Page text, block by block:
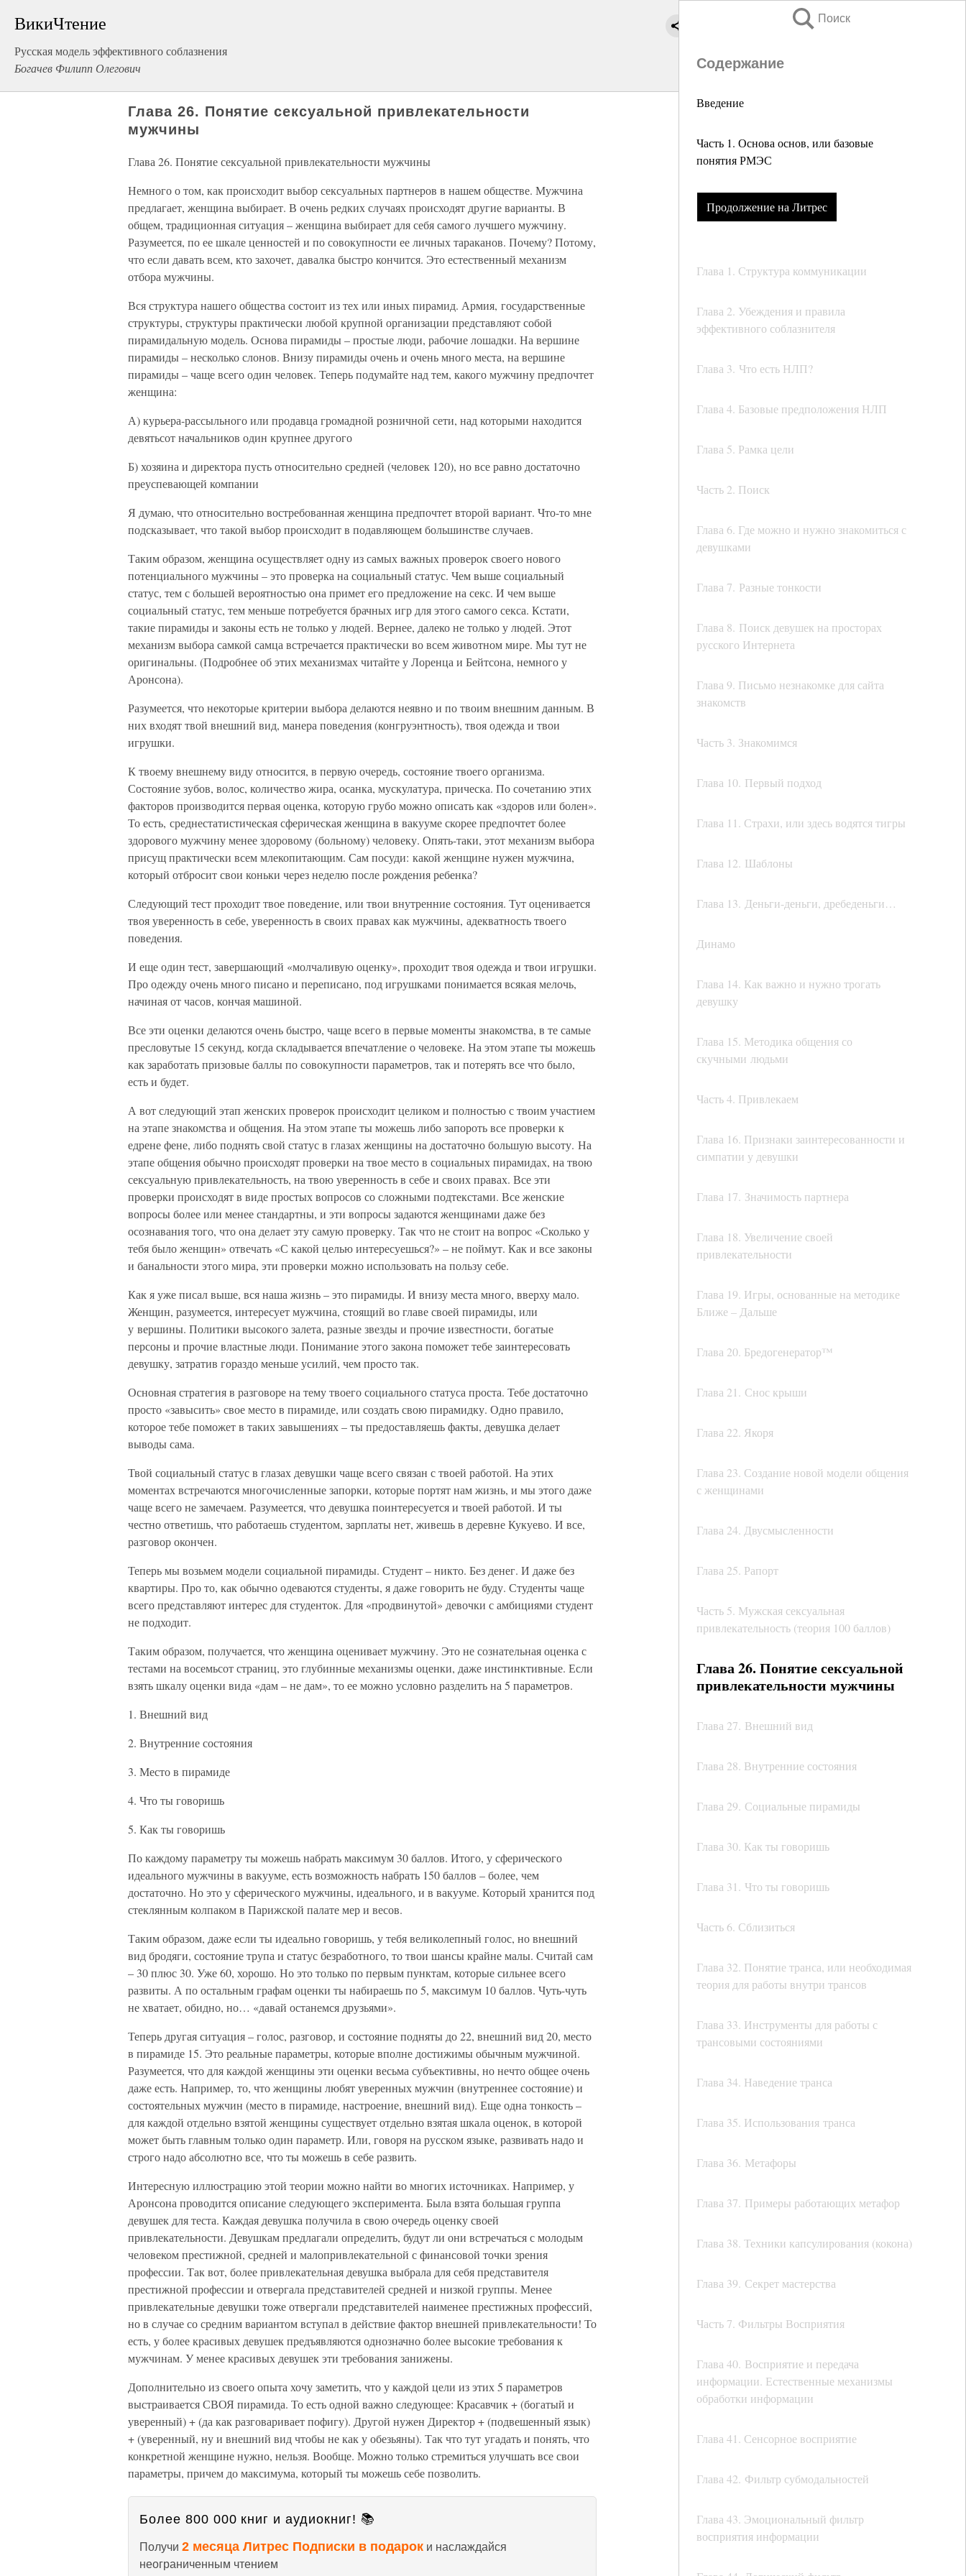
ВикиЧтение
Русская модель эффективного соблазнения
Богачев Филипп Олегович
Поиск
Содержание
Введение
Часть 1. Основа основ, или базовые
понятия РМЭС
Продолжение на Литрес
Глава 1. Структура коммуникации
Глава 2. Убеждения и правила
эффективного соблазнителя
Глава 3. Что есть НЛП?
Глава 4. Базовые предположения НЛП
Глава 5. Рамка цели
Часть 2. Поиск
Глава 6. Где можно и нужно знакомиться с
девушками
Глава 7. Разные тонкости
Глава 8. Поиск девушек на просторах
русского Интернета
Глава 9. Письмо незнакомке для сайта
знакомств
Часть 3. Знакомимся
Глава 10. Первый подход
Глава 11. Страхи, или здесь водятся тигры
Глава 12. Шаблоны
Глава 13. Деньги-деньги, дребеденьги…
Динамо
Глава 14. Как важно и нужно трогать
девушку
Глава 15. Методика общения со
скучными людьми
Часть 4. Привлекаем
Глава 16. Признаки заинтересованности и
симпатии у девушки
Глава 17. Значимость партнера
Глава 18. Увеличение своей
привлекательности
Глава 19. Игры, основанные на методике
Ближе – Дальше
Глава 20. Бредогенератор™
Глава 21. Снос крыши
Глава 22. Якоря
Глава 23. Создание новой модели общения
с женщинами
Глава 24. Двусмысленности
Глава 25. Рапорт
Часть 5. Мужская сексуальная
привлекательность (теория 100 баллов)
Глава 26. Понятие сексуальной
привлекательности мужчины
Глава 27. Внешний вид
Глава 28. Внутренние состояния
Глава 29. Социальные пирамиды
Глава 30. Как ты говоришь
Глава 31. Что ты говоришь
Часть 6. Сблизиться
Глава 32. Понятие транса, или необходимая
теория для работы внутри трансов
Глава 33. Инструменты для работы с
трансовыми состояниями
Глава 34. Наведение транса
Глава 35. Использования транса
Глава 36. Метафоры
Глава 37. Примеры работающих метафор
Глава 38. Техники капсулирования (кокона)
Глава 39. Секрет мастерства
Часть 7. Фильтры Восприятия
Глава 40. Восприятие и передача
информации. Естественные механизмы
обработки информации
Глава 41. Сенсорное восприятие
Глава 42. Фильтр субмодальностей
Глава 43. Эмоциональный фильтр
восприятия информации
Глава 26. Понятие сексуальной привлекательности
мужчины
Глава 26. Понятие сексуальной привлекательности мужчины
Немного о том, как происходит выбор сексуальных партнеров в нашем обществе. Мужчина
предлагает, женщина выбирает. В очень редких случаях происходят другие варианты. В
общем, традиционная ситуация – женщина выбирает для себя самого лучшего мужчину.
Разумеется, по ее шкале ценностей и по совокупности ее личных тараканов. Почему? Потому,
что если давать всем, кто захочет, давалка быстро кончится. Это естественный механизм
отбора мужчины.
Вся структура нашего общества состоит из тех или иных пирамид. Армия, государственные
структуры, структуры практически любой крупной организации представляют собой
пирамидальную модель. Основа пирамиды – простые люди, рабочие лошадки. На вершине
пирамиды – несколько слонов. Внизу пирамиды очень и очень много места, на вершине
пирамиды – чаще всего один человек. Теперь подумайте над тем, какого мужчину предпочтет
женщина:
А) курьера-рассыльного или продавца громадной розничной сети, над которыми находится
девятьсот начальников один крупнее другого
Б) хозяина и директора пусть относительно средней (человек 120), но все равно достаточно
преуспевающей компании
Я думаю, что относительно востребованная женщина предпочтет второй вариант. Что-то мне
подсказывает, что такой выбор происходит в подавляющем большинстве случаев.
Таким образом, женщина осуществляет одну из самых важных проверок своего нового
потенциального мужчины – это проверка на социальный статус. Чем выше социальный
статус, тем с большей вероятностью она примет его предложение на секс. И чем выше
социальный статус, тем меньше потребуется брачных игр для этого самого секса. Кстати,
такие пирамиды и законы есть не только у людей. Вернее, далеко не только у людей. Этот
механизм выбора самкой самца встречается практически во всем животном мире. Мы тут не
оригинальны. (Подробнее об этих механизмах читайте у Лоренца и Бейтсона, немного у
Аронсона).
Разумеется, что некоторые критерии выбора делаются неявно и по твоим внешним данным. В
них входят твой внешний вид, манера поведения (конгруэнтность), твоя одежда и твои
игрушки.
К твоему внешнему виду относится, в первую очередь, состояние твоего организма.
Состояние зубов, волос, количество жира, осанка, мускулатура, прическа. По сочетанию этих
факторов производится первая оценка, которую грубо можно описать как «здоров или болен».
То есть, среднестатистическая сферическая женщина в вакууме скорее предпочтет более
здорового мужчину менее здоровому (больному) человеку. Опять-таки, этот механизм выбора
присущ практически всем млекопитающим. Сам посуди: какой женщине нужен мужчина,
который отбросит свои коньки через неделю после рождения ребенка?
Следующий тест проходит твое поведение, или твои внутренние состояния. Тут оценивается
твоя уверенность в себе, уверенность в своих правах как мужчины, адекватность твоего
поведения.
И еще один тест, завершающий «молчаливую оценку», проходит твоя одежда и твои игрушки.
Про одежду очень много писано и переписано, под игрушками понимается всякая мелочь,
начиная от часов, кончая машиной.
Все эти оценки делаются очень быстро, чаще всего в первые моменты знакомства, в те самые
пресловутые 15 секунд, когда складывается впечатление о человеке. На этом этапе ты можешь
как заработать призовые баллы по совокупности параметров, так и потерять все что было,
есть и будет.
А вот следующий этап женских проверок происходит целиком и полностью с твоим участием
на этапе знакомства и общения. На этом этапе ты можешь либо запороть все проверки к
едрене фене, либо поднять свой статус в глазах женщины на достаточно большую высоту. На
этапе общения обычно происходят проверки на твое место в социальных пирамидах, на твою
сексуальную привлекательность, на твою уверенность в себе и своих правах. Все эти
проверки происходят в виде простых вопросов со сложными подтекстами. Все женские
вопросы более или менее стандартны, и эти вопросы задаются женщинами даже без
осознавания того, что она делает эту самую проверку. Так что не стоит на вопрос «Сколько у
тебя было женщин» отвечать «С какой целью интересуешься?» – не поймут. Как и все законы
и банальности этого мира, эти проверки можно использовать на пользу себе.
Как я уже писал выше, вся наша жизнь – это пирамиды. И внизу места много, вверху мало.
Женщин, разумеется, интересует мужчина, стоящий во главе своей пирамиды, или
у вершины. Политики высокого залета, разные звезды и прочие известности, богатые
персоны и прочие властные люди. Понимание этого закона поможет тебе заинтересовать
девушку, затратив гораздо меньше усилий, чем просто так.
Основная стратегия в разговоре на тему твоего социального статуса проста. Тебе достаточно
просто «завысить» свое место в пирамиде, или создать свою пирамидку. Одно правило,
которое тебе поможет в таких завышениях – ты предоставляешь факты, девушка делает
выводы сама.
Твой социальный статус в глазах девушки чаще всего связан с твоей работой. На этих
моментах встречаются многочисленные запорки, которые портят нам жизнь, и мы этого даже
чаще всего не замечаем. Разумеется, что девушка поинтересуется и твоей работой. И ты
честно ответишь, что работаешь студентом, зарплаты нет, живешь в деревне Кукуево. И все,
разговор окончен.
Теперь мы возьмем модели социальной пирамиды. Студент – никто. Без денег. И даже без
квартиры. Про то, как обычно одеваются студенты, я даже говорить не буду. Студенты чаще
всего представляют интерес для студенток. Для «продвинутой» девочки с амбициями студент
не подходит.
Таким образом, получается, что женщина оценивает мужчину. Это не сознательная оценка с
тестами на восемьсот страниц, это глубинные механизмы оценки, даже инстинктивные. Если
взять шкалу оценки вида «дам – не дам», то ее можно условно разделить на 5 параметров.
1. Внешний вид
2. Внутренние состояния
3. Место в пирамиде
4. Что ты говоришь
5. Как ты говоришь
По каждому параметру ты можешь набрать максимум 30 баллов. Итого, у сферического
идеального мужчины в вакууме, есть возможность набрать 150 баллов – более, чем
достаточно. Но это у сферического мужчины, идеального, и в вакууме. Который хранится под
стеклянным колпаком в Парижской палате мер и весов.
Таким образом, даже если ты идеально говоришь, у тебя великолепный голос, но внешний
вид бродяги, состояние трупа и статус безработного, то твои шансы крайне малы. Считай сам
– 30 плюс 30. Уже 60, хорошо. Но это только по первым пунктам, которые сильнее всего
развиты. А по остальным графам оценки ты набираешь по 5, максимум 10 баллов. Чуть-чуть
не хватает, обидно, но… «давай останемся друзьями».
Теперь другая ситуация – голос, разговор, и состояние подняты до 22, внешний вид 20, место
в пирамиде 15. Это реальные параметры, которые вполне достижимы обычным мужчиной.
Разумеется, что для каждой женщины эти оценки весьма субъективны, но нечто общее очень
даже есть. Например, то, что женщины любят уверенных мужчин (внутреннее состояние) и
состоятельных мужчин (место в пирамиде, настроение, внешний вид). Еще одна тонкость –
для каждой отдельно взятой женщины существует отдельно взятая шкала оценок, в которой
может быть главным только один параметр. Или, говоря на русском языке, развивать надо и
строго надо абсолютно все, что ты можешь в себе развить.
Интересную иллюстрацию этой теории можно найти во многих источниках. Например, у
Аронсона проводится описание следующего эксперимента. Была взята большая группа
девушек для теста. Каждая девушка получила в свою очередь оценку своей
привлекательности. Девушкам предлагали определить, будут ли они встречаться с молодым
человеком престижной, средней и малопривлекательной с финансовой точки зрения
профессии. Так вот, более привлекательная девушка выбрала для себя представителя
престижной профессии и отвергала представителей средней и низкой группы. Менее
привлекательные девушки тоже отвергали представителей наименее престижных профессий,
но в случае со средним вариантом вступал в действие фактор внешней привлекательности! То
есть, у более красивых девушек предъявляются однозначно более высокие требования к
мужчинам. У менее красивых девушек эти требования занижены.
Дополнительно из своего опыта хочу заметить, что у каждой цели из этих 5 параметров
выстраивается СВОЯ пирамида. То есть одной важно следующее: Красавчик + (богатый и
уверенный) + (да как разговаривает пофигу). Другой нужен Директор + (подвешенный язык)
+ (уверенный, ну и внешний вид чтобы не как у обезьяны). Так что тут угадать и понять, что
конкретной женщине нужно, нельзя. Вообще. Можно только стремиться улучшать все свои
параметры, причем до максимума, который ты можешь себе позволить.
Более 800 000 книг и аудиокниг! 📚
Получи 2 месяца Литрес Подписки в подарок и наслаждайся
неограниченным чтением